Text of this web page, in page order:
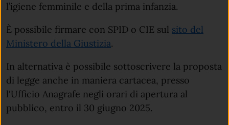
l’igiene femminile e della prima infanzia.
È possibile firmare con SPID o CIE sul sito del
Ministero della Giustizia.
In alternativa è possibile sottoscrivere la proposta
di legge anche in maniera cartacea, presso
l'Ufficio Anagrafe negli orari di apertura al
pubblico, entro il 30 giugno 2025.